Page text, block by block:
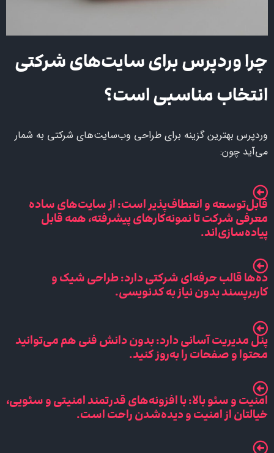
چرا وردپرس برای سایت‌های شرکتی
انتخاب مناسبی است؟
وردپرس بهترین گزینه برای طراحی وب‌سایت‌های شرکتی به شمار
می‌آید چون:
قابل‌توسعه و انعطاف‌پذیر است: از سایت‌های ساده
معرفی شرکت تا نمونه‌کارهای پیشرفته، همه قابل
پیاده‌سازی‌اند.
ده‌ها قالب حرفه‌ای شرکتی دارد: طراحی شیک و
کاربرپسند بدون نیاز به کدنویسی.
پنل مدیریت آسانی دارد: بدون دانش فنی هم می‌توانید
محتوا و صفحات را به‌روز کنید.
امنیت و سئو بالا: با افزونه‌های قدرتمند امنیتی و سئویی،
خیالتان از امنیت و دیده‌شدن راحت است.